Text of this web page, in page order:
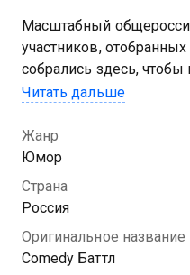
Масштабный
участников,
собрались здесь,
судей и получить
Посмотреть онлайн 9
вы можете совершенно
качестве на
Читать дальше
Жанр
Юмор
Страна
Россия
Оригинальное название
Comedy Баттл